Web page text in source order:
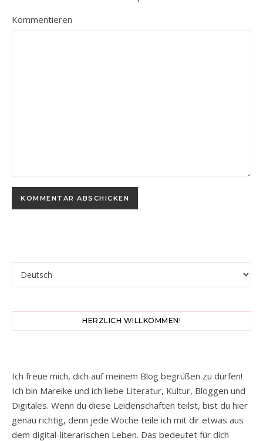
Kommentieren
HERZLICH WILLKOMMEN!
Ich freue mich, dich auf meinem Blog begrüßen zu dürfen!
Ich bin Mareike und ich liebe Literatur, Kultur, Bloggen und
Digitales. Wenn du diese Leidenschaften teilst, bist du hier
genau richtig, denn jede Woche teile ich mit dir etwas aus
dem digital-literarischen Leben. Das bedeutet für dich